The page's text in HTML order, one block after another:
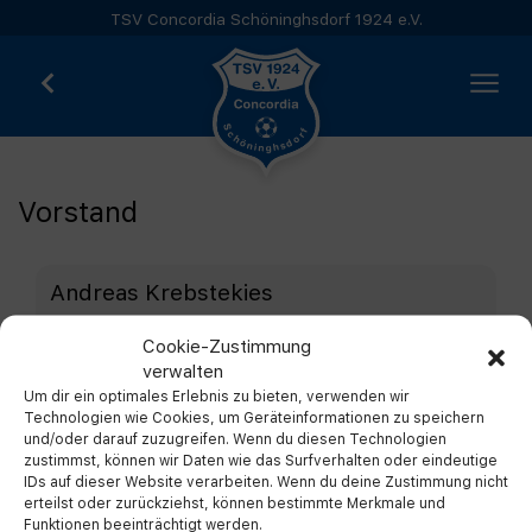
Cookie-Zustimmung
verwalten
Um dir ein optimales Erlebnis zu bieten, verwenden wir
Technologien wie Cookies, um Geräteinformationen zu speichern
und/oder darauf zuzugreifen. Wenn du diesen Technologien
zustimmst, können wir Daten wie das Surfverhalten oder eindeutige
IDs auf dieser Website verarbeiten. Wenn du deine Zustimmung nicht
erteilst oder zurückziehst, können bestimmte Merkmale und
Funktionen beeinträchtigt werden.
TSV Concordia Schöninghsdorf 1924 e.V.
Vorstand
Andreas Krebstekies
info@tsv1924.de
Carsten Hoppe
2. Vorstandssprecher
info@tsv1924.de